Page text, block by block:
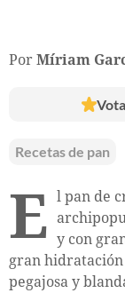
Por Míriam
Vota
Recetas de pan
E l pan de
y con
gran hidratación
pegajosa y